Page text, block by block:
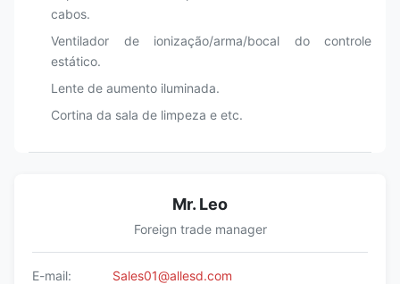
cabos.
Ventilador de ionização/arma/bocal do controle
estático.
Lente de aumento iluminada.
Cortina da sala de limpeza e etc.
Mr. Leo
Foreign trade manager
E-mail:
Sales01@allesd.com